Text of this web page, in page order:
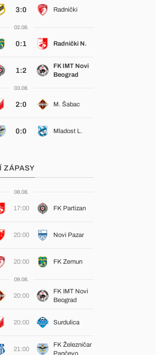
3:0 Radnički
02.08.
0:1 Radnički N.
1:2
FK IMT Novi
Beograd
03.08.
2:0 M. Šabac
0:0 Mladost L.
ZÁPASY
08.08.
17:00 FK Partizan
20:00 Novi Pazar
20:00 FK Zemun
09.08.
20:00
FK IMT Novi
Beograd
20:00 Surdulica
21:00
FK Železničar
Pančevo